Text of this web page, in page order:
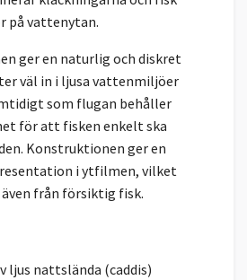
på vattenytan.
ger en naturlig och diskret
väl in i ljusa vattenmiljöer
som flugan behåller
för att fisken enkelt ska
Konstruktionen ger en
i ytfilmen, vilket
från försiktig fisk.
ljus nattslända (caddis)